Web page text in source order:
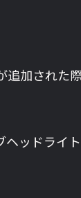
加され
ッドラ